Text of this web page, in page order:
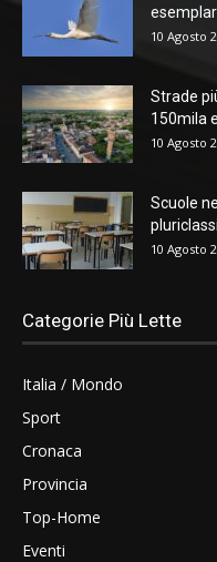
10 Agosto
Strade
150mila
10 Agosto
Scuole
10 Agosto
Categorie Più Lette
Italia / Mondo
Sport
Cronaca
Provincia
Top-Home
Eventi